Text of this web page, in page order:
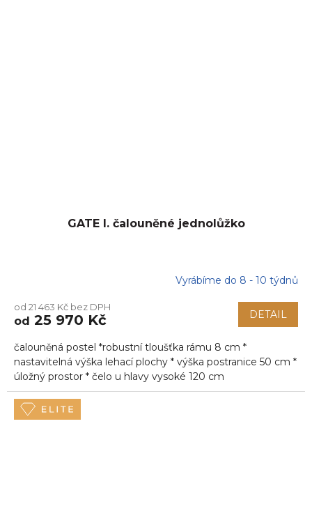
GATE I. čalouněné jednolůžko
Vyrábíme do 8 - 10 týdnů
od 21 463 Kč bez DPH
od 25 970 Kč DETAIL
čalouněná postel *robustní tloušťka rámu 8 cm *
nastavitelná výška lehací plochy * výška postranice 50 cm *
úložný prostor * čelo u hlavy vysoké 120 cm